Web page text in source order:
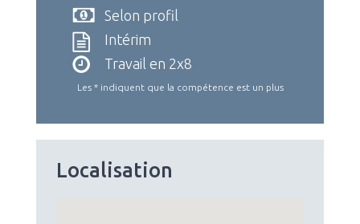
Selon profil
Intérim
Travail en 2x8
Les * indiquent que la compétence est un plus
Localisation